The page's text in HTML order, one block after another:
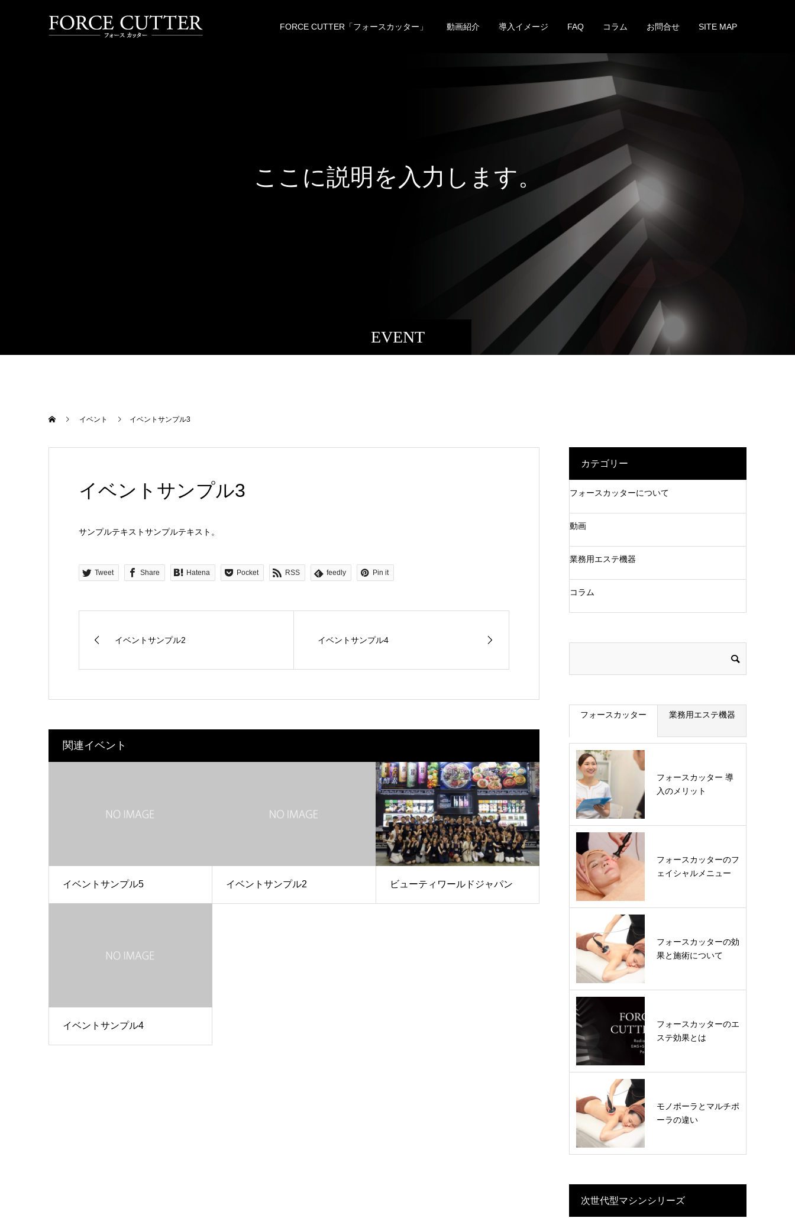
FORCE CUTTER「フォースカッター」 動画紹介 導入イメージ FAQ コラム お問合せ SITE MAP
EVENT
に 説明 を 入 力 し ま す
こ こ に説
イベント イベントサンプル3
イベントサンプル3
サンプルテキストサンプルテキスト。
Tweet Share Hatena Pocket RSS feedly Pin it
イベントサンプル2 イベントサンプル4
関連イベント
イベントサンプル5 イベントサンプル2 ビューティワールドジャパン
イベントサンプル4
カテゴリー
フォースカッターについて
動画
業務用エステ機器
コラム
フォースカッター 業務用エステ機器
フォースカッター 導
入のメリット
フォースカッターのフ
ェイシャルメニュー
フォースカッターの効
果と施術について
フォースカッターのエ
ステ効果とは
モノポーラとマルチポ
ーラの違い
次世代型マシンシリーズ